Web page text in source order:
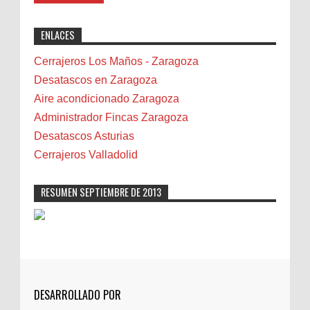
"Great post! Resources like this are
professional solutions. Highly recommended!"
Bicicletas
Bilbao
Biota
Camareta
Cáncer
Carmela Sauras
Carnavales
Castellón
Cerrajeros
Cocinas
ENLACES
Cerrajeros Los Maños - Zaragoza
Desatascos en Zaragoza
Aire acondicionado Zaragoza
Administrador Fincas Zaragoza
Desatascos Asturias
Cerrajeros Valladolid
RESUMEN SEPTIEMBRE DE 2013
DESARROLLADO POR